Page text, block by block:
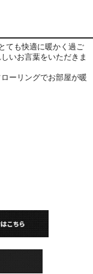
ても快適に暖かく過ご
いお言葉をいただきま
ーリングでお部屋が暖